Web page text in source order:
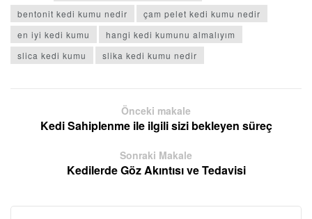
bentonit kedi kumu nedir
çam pelet kedi kumu nedir
en iyi kedi kumu
hangi kedi kumunu almalıyım
slica kedi kumu
slika kedi kumu nedir
Önceki makale
Kedi Sahiplenme ile ilgili sizi bekleyen süreç
Sonraki Makale
Kedilerde Göz Akıntısı ve Tedavisi